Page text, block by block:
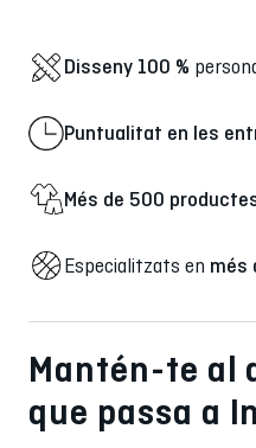
Disseny 100 %
Puntualitat en les
Més de 500
Especialitzats en més
Mantén-te al
que passa a